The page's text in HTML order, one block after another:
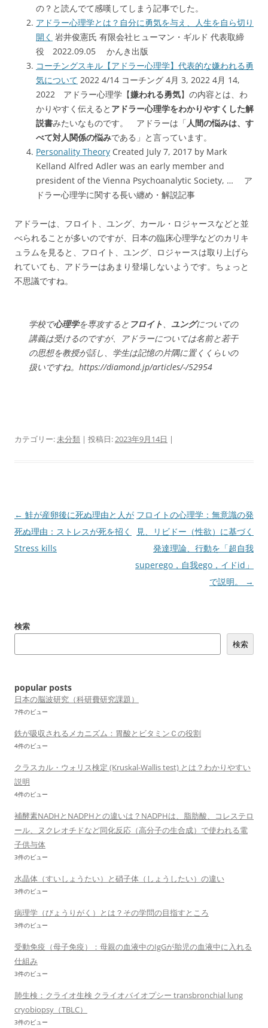
の？と読んでて感嘆してしまう記事でした。
アドラー心理学とは？自分に勇気を与え、人生を自ら切り
開く 岩井俊憲氏 有限会社ヒューマン・ギルド 代表取締
役 2022.09.05 かんき出版
コーチングスキル【アドラー心理学】代表的な嫌われる勇
気について 2022 4/14 コーチング 4月 3, 2022 4月 14,
2022 アドラー心理学【嫌われる勇気】の内容とは、わ
かりやすく伝えると アドラー心理学をわかりやすくした解
説書みたいなものです。 アドラーは「人間の悩みは、す
べて対人関係の悩みである」と言っています。
Personality Theory Created July 7, 2017 by Mark
Kelland Alfred Adler was an early member and
president of the Vienna Psychoanalytic Society, … ア
ドラー心理学に関する長い纏め・解説記事
アドラーは、フロイト、ユング、カール・ロジャースなどと並
べられることが多いのですが、日本の臨床心理学などのカリキ
ュラムを見ると、フロイト、ユング、ロジャースは取り上げら
れていても、アドラーはあまり登場しないようです。ちょっと
不思議ですね。
学校で心理学を専攻すると フロイト 、 ユングについての
講義は受けるのですが、アドラーについては名前と若干
の思想を教授が話し、学生は記憶の片隅に置くくらいの
扱いですね。https://diamond.jp/articles/-/52954
カテゴリー:未分類 | 投稿日:2023年9月14日 |
投
稿
ナ
ョ
← 鮭が産卵後に死ぬ理由と人が
死ぬ理由：ストレスが死を招く
Stress kills
フロイトの心理学：無意識の発
見、リビドー（性欲）に基づく
発達理論、行動を「超自我
superego，自我ego，イドid」
で説明。
→
検索
検索
popular posts
日本の脳波研究（科研費研究課題）
7件のビュー
鉄が吸収されるメカニズム：胃酸とビタミンＣの役割
4件のビュー
クラスカル・ウォリス検定 (Kruskal-Wallis test) とは？わかりやすい
説明
4件のビュー
補酵素NADHとNADPHとの違いは？NADPHは、脂肪酸、コレステロ
ール、ヌクレオチドなど同化反応（高分子の生合成）で使われる電
子供与体
3件のビュー
水晶体（すいしょうたい）と硝子体（しょうしたい）の違い
3件のビュー
病理学（びょうりがく）とは？その学問の目指すところ
3件のビュー
受動免疫（母子免疫）：母親の血液中のIgGが胎児の血液中に入れる
仕組み
3件のビュー
肺生検：クライオ生検 クライオバイオプシー transbronchial lung
cryobiopsy（TBLC）
3件のビュー